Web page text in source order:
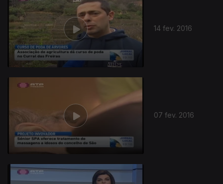
14 fev. 2016
07 fev. 2016